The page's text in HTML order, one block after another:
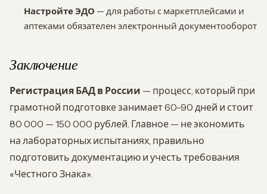
Настройте ЭДО — для работы с маркетплейсами и
аптеками обязателен электронный документооборот
Заключение
Регистрация БАД в России — процесс, который при
грамотной подготовке занимает 60-90 дней и стоит
80 000 — 150 000 рублей. Главное — не экономить
на лабораторных испытаниях, правильно
подготовить документацию и учесть требования
«Честного Знака».